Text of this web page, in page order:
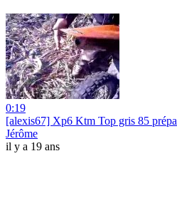
0:19
[alexis67] Xp6 Ktm Top gris 85 prépa
Jérôme
il y a 19 ans